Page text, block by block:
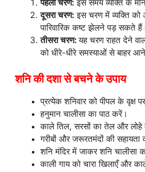
पहला चरण: इस समय व्यक्ति के
दूसरा चरण: इस चरण में व्यक्ति को
पारिवारिक कष्ट झेलने पड़ सकते
तीसरा चरण:यह चरण राहत देने
को धीरे-धीरे समस्याओं से बाहर आने
शनि की दशा से बचने के उपाय
प्रत्येक शनिवार को पीपल के वृक्ष
हनुमान चालीसा का पाठ करें।
काले तिल, सरसों का तेल और लोहे
गरीबों और जरूरतमंदों की सहायता
शनि मंदिर में जाकर शनि चालीसा
काली गाय को चारा खिलाएँ और